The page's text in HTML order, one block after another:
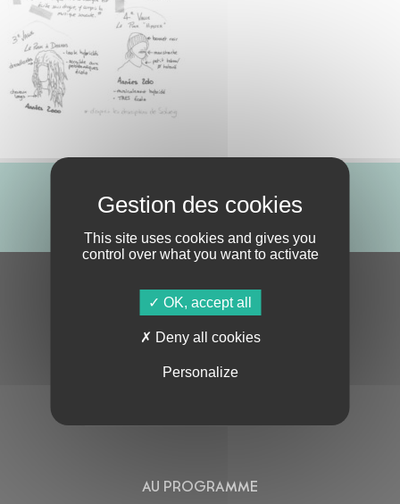
ABONNE-TOI !
S'ABONNER À LA NEWSLETTER
AU PROGRAMME
This site uses cookies and gives you
control over what you want to activate
OK, accept all
Deny all cookies
Personalize